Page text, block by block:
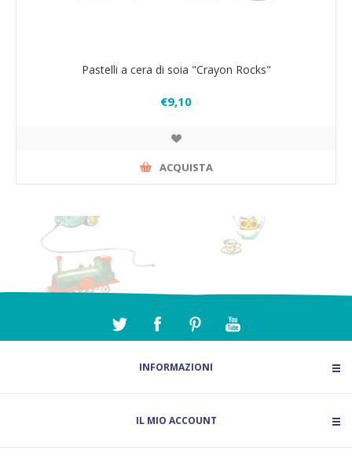
Pastelli a cera di soia "Crayon Rocks"
€9,10
ACQUISTA
INFORMAZIONI
IL MIO ACCOUNT